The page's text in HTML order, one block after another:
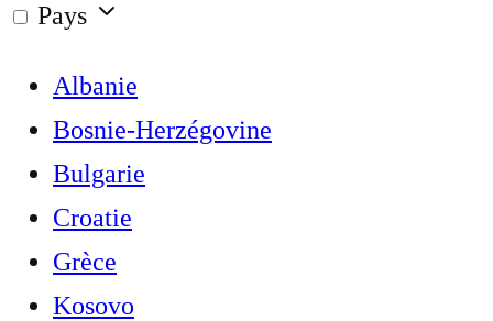
Pays
Albanie
Bosnie-Herzégovine
Bulgarie
Croatie
Grèce
Kosovo